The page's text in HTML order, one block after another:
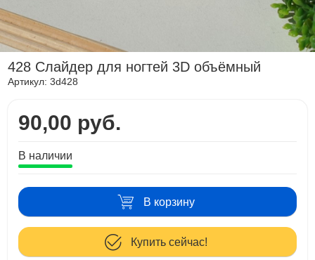
428 Слайдер для ногтей 3D объёмный
Артикул:3d428
90,00 руб.
В наличии
В корзину
Купить сейчас!